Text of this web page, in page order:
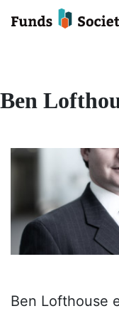
Ben
Ben Lofthouse